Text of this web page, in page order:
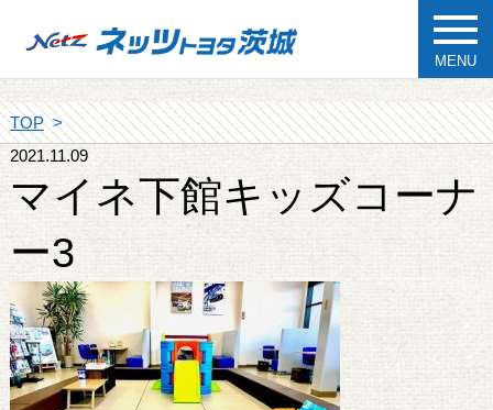
MENU
TOP
2021.11.09
マイネ下館キッズコーナ
ー3